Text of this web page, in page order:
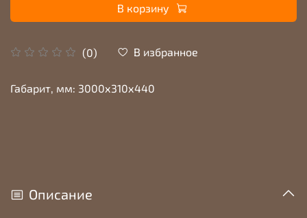
(0) В избранное
В корзину
Габарит, мм: 3000х310х440
Описание